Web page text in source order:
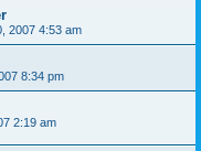
2007 4:53 am
8:34 pm
2:19 am